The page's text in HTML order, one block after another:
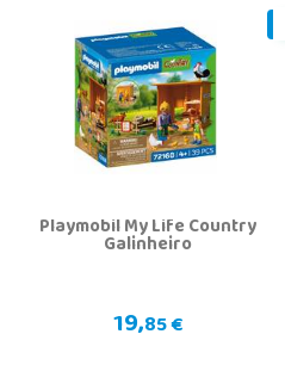
Playmobil My Life Country
Galinheiro
19,85 €